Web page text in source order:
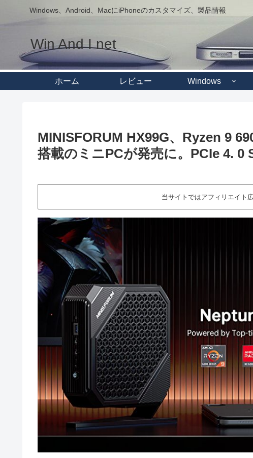
Windows、Android、MacにiPhoneのカスタマイズ、製品情報
Win And I net
ホーム レビュー Windows
MINISFORUM HX99G、Ryzen 9
搭載のミニPCが発売に。PCIe 4. 0
当サイトではアフィリエイト